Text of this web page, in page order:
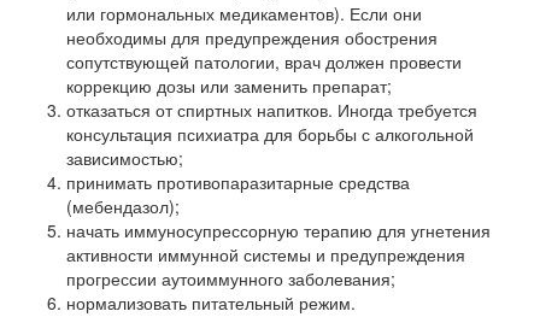
или гормональных медикаментов). Если они
необходимы для предупреждения обострения
сопутствующей патологии, врач должен провести
коррекцию дозы или заменить препарат;
отказаться от спиртных напитков. Иногда требуется
консультация психиатра для борьбы с алкогольной
зависимостью;
принимать противопаразитарные средства
(мебендазол);
начать иммуносупрессорную терапию для угнетения
активности иммунной системы и предупреждения
прогрессии аутоиммунного заболевания;
нормализовать питательный режим.